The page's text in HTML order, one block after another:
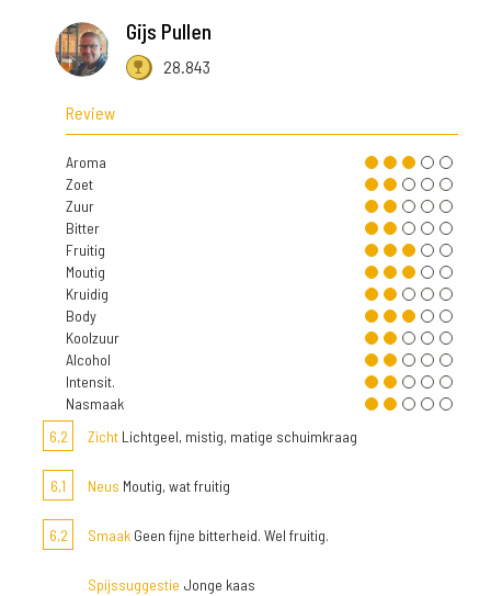
Gijs Pullen
28.843
Review
Aroma
Zoet
Zuur
Bitter
Fruitig
Moutig
Kruidig
Body
Koolzuur
Alcohol
Intensit.
Nasmaak
6,2
Zicht Lichtgeel, mistig, matige schuimkraag
6,1 Neus Moutig, wat fruitig
6,2 Smaak Geen fijne bitterheid. Wel fruitig.
Spijssuggestie Jonge kaas